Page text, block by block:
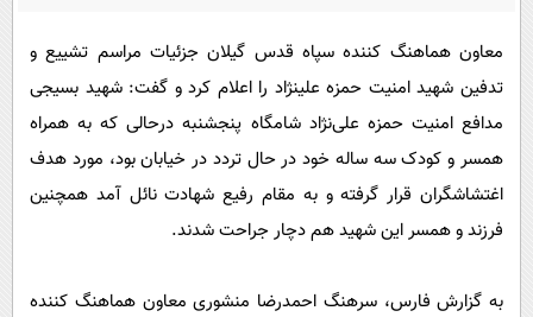
سرگرمی
گوناگون
حوادث
محیط زیست
پیامک
روانشناسی
دانلود
معاون هماهنگ کننده سپاه قدس گیلان جزئیات مراسم تشییع و
تدفین شهید امنیت حمزه علینژاد را اعلام کرد و گفت: شهید بسیجی‌
مدافع امنیت حمزه علی‌نژاد شامگاه پنجشنبه درحالی که به همراه
همسر و کودک سه ساله خود در حال تردد در خیابان بود، مورد هدف
اغتشاشگران قرار گرفته و به مقام رفیع شهادت نائل آمد همچنین
فرزند و همسر این شهید هم دچار جراحت شدند.
به گزارش فارس، سرهنگ احمدرضا منشوری معاون هماهنگ کننده